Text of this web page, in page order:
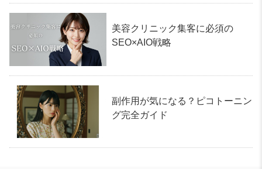
美容クリニック集客に必須の
SEO×AIO戦略
副作用が気になる？ピコトーニン
グ完全ガイド